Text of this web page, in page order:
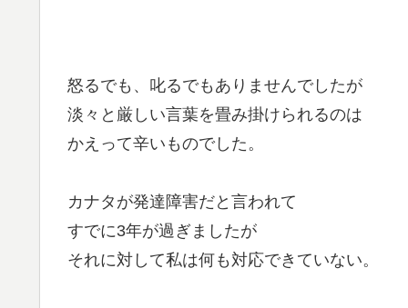
怒るでも、叱るでもありませんでしたが
淡々と厳しい言葉を畳み掛けられるのは
かえって辛いものでした。
カナタが発達障害だと言われて
すでに3年が過ぎましたが
それに対して私は何も対応できていない。